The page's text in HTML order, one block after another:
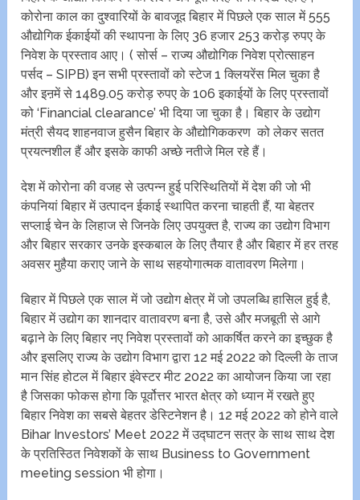
कोरोना काल का दुश्वारियों के बावजूद बिहार में पिछले एक साल में 555
औद्योगिक ईकाईयों की स्थापना के लिए 36 हजार 253 करोड़ रुपए के
निवेश के प्रस्ताव आए। ( सोर्स – राज्य औद्योगिक निवेश प्रोत्साहन
पर्सद – SIPB) इन सभी प्रस्तावों को स्टेज 1 क्लियरेंस मिल चुका है
और इऩमें से 1489.05 करोड़ रुपए के 106 इकाईयों के लिए प्रस्तावों
को ‘Financial clearance’ भी दिया जा चुका है। बिहार के उद्योग
मंत्री सैयद शाहनवाज हुसैन बिहार के औद्योगिककरण को लेकर सतत
प्रयत्नशील हैं और इसके काफी अच्छे नतीजे मिल रहे हैं।
देश में कोरोना की वजह से उत्पन्न हुई परिस्थितियों में देश की जो भी
कंपनियां बिहार में उत्पादन ईकाई स्थापित करना चाहती हैं, या बेहतर
सप्लाई चेन के लिहाज से जिनके लिए उपयुक्त है, राज्य का उद्योग विभाग
और बिहार सरकार उनके इस्कबाल के लिए तैयार है और बिहार में हर तरह
अवसर मुहैया कराए जाने के साथ सहयोगात्मक वातावरण मिलेगा।
बिहार में पिछले एक साल में जो उद्योग क्षेत्र में जो उपलब्धि हासिल हुई है,
बिहार में उद्योग का शानदार वातावरण बना है, उसे और मजबूती से आगे
बढ़ाने के लिए बिहार नए निवेश प्रस्तावों को आकर्षित करने का इच्छुक है
और इसलिए राज्य के उद्योग विभाग द्वारा 12 मई 2022 को दिल्ली के ताज
मान सिंह होटल में बिहार इंवेस्टर मीट 2022 का आयोजन किया जा रहा
है जिसका फोकस होगा कि पूर्वोत्तर भारत क्षेत्र को ध्यान में रखते हुए
बिहार निवेश का सबसे बेहतर डेस्टिनेशन है। 12 मई 2022 को होने वाले
Bihar Investors’ Meet 2022 में उद्घाटन सत्र के साथ साथ देश
के प्रतिस्ठित निवेशकों के साथ Business to Government
meeting session भी होगा।